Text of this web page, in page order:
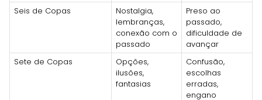
Seis de Copas
Nostalgia,
lembranças,
conexão com o
passado
Preso ao
passado,
dificuldade de
avançar
Sete de Copas
Opções,
ilusões,
fantasias
Confusão,
escolhas
erradas,
engano